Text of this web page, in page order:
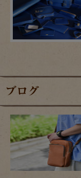
ブログ